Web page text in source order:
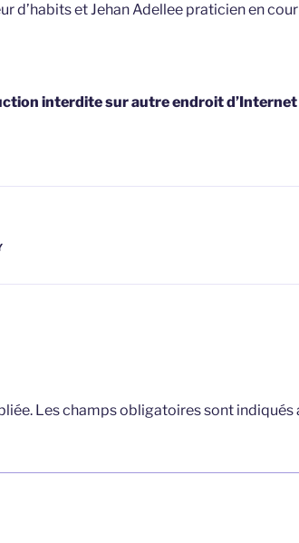
d’habits et Jehan Adellee praticien en
interdite sur autre endroit d’Internet
Les champs obligatoires sont indiqués